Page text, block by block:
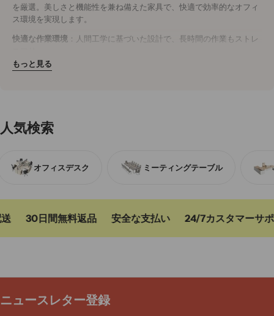
を厳選。美しさと機能性を兼ね備えた家具で、快適で効率的なオフィ
ス環境を実現します。
快適な作業環境 ：人間工学に基づいた設計で、長時間の作業もストレ
耐久性抜群
効率性と美観を両立させたオフィス家具で、社員の作業効率と快適性
を向上。
今すぐ購入 して、理想のオフィス空間を手に入れましょう。
もっと見る
人気検索
オフィスデスク ミーティングテーブル
30日間無料返品 安全な支払い 24/7カスタマーサポ
ニュースレター登録